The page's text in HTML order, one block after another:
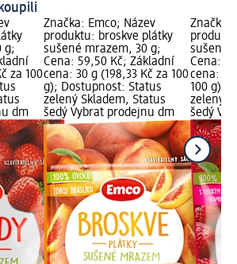
g;
za 100
dm
Značka: Emco; Název
produktu: broskve plátky
sušené mrazem, 30 g;
Cena: 59,50 Kč; Základní
cena: 30 g (198,33 Kč za 100
g); Dostupnost: Status
zelený Skladem, Status
šedý Vybrat prodejnu dm
Značka:
sušené
Cena:
cena: 30
100 g);
zelený
šedý